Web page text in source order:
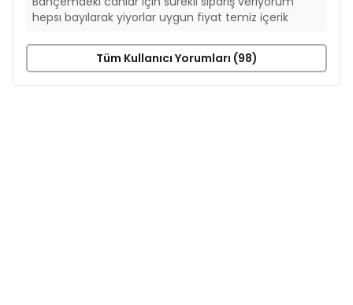
Taurin 250 mg/kg
hepsı bayılarak yiyorlar uygun fiyat temiz içerik
Tüm Kullanıcı Yorumları (98)